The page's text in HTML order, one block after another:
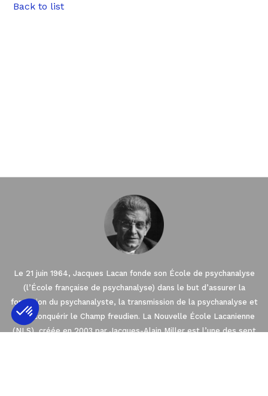
Back to list
Le 21 juin 1964, Jacques Lacan fonde son École de psychanalyse
(l’École française de psychanalyse) dans le but d’assurer la
formation du psychanalyste, la transmission de la psychanalyse et
de reconquérir le Champ freudien. La Nouvelle École Lacanienne
(NLS), créée en 2003 par Jacques-Alain Miller est l’une des sept